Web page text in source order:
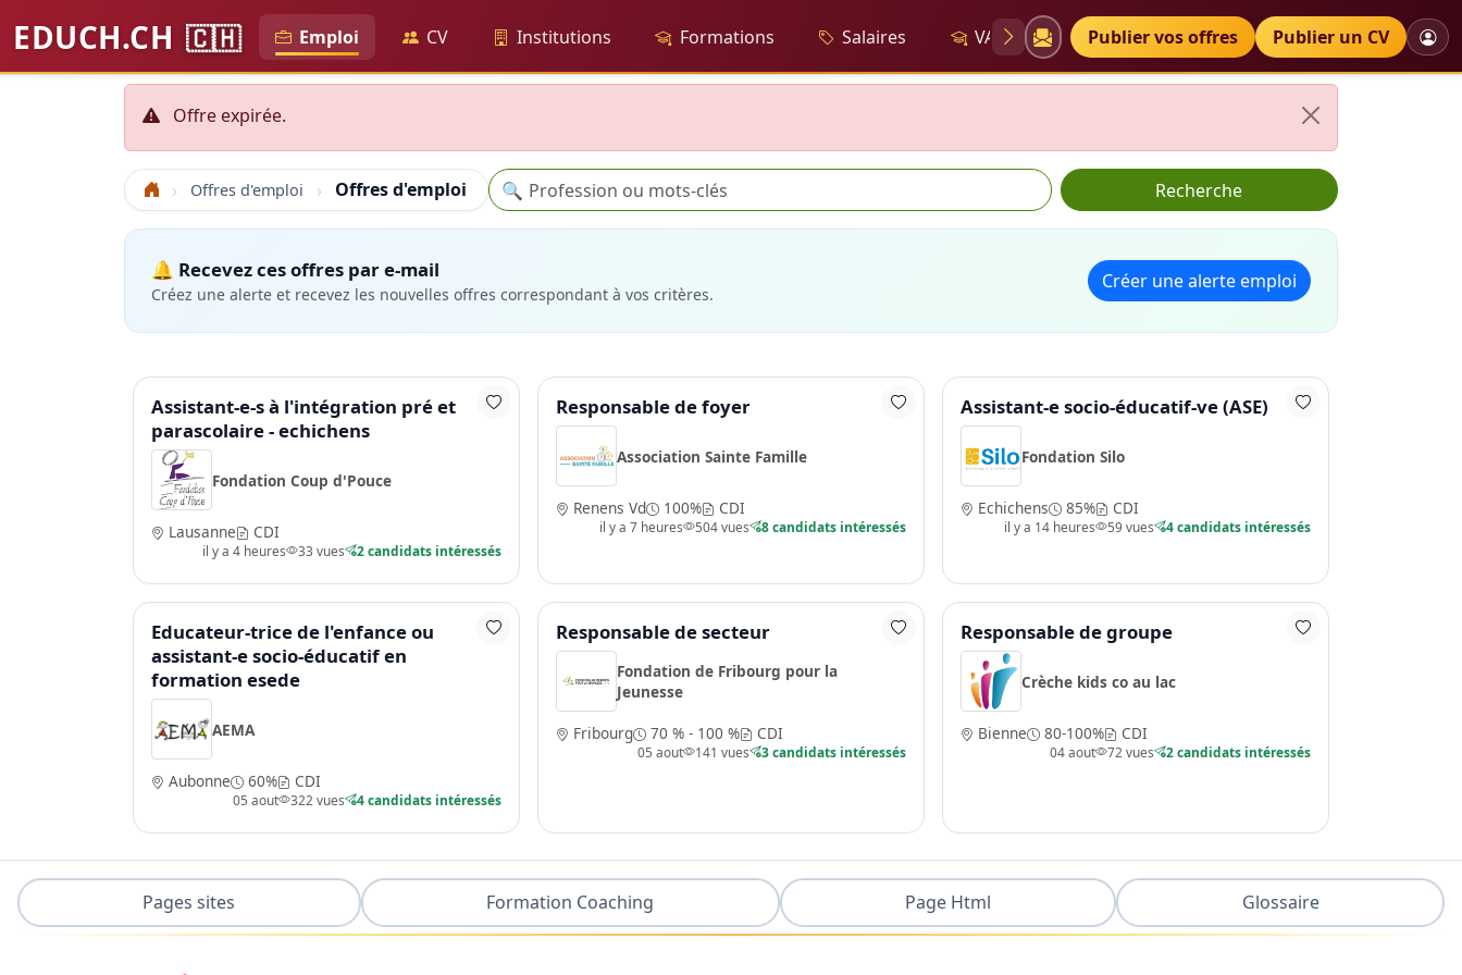
EDUCH.CH 🇨🇭 Emploi CV Institutions Formations Salaires VAE Diplômes Petites annonces
Publier vos offres Publier un CV
Offre expirée.
Accueil Offres d'emploi Offres d'emploi Recherche
🔍 Recherche
🔔 Recevez ces offres par e-mail
Créez une alerte et recevez les nouvelles offres correspondant à vos critères.
Créer une alerte emploi
Assistant-e-s à l'intégration pré et
parascolaire - echichens
Fondation Coup d'Pouce
Lausanne CDI
il y a 4 heures 33 vues 2 candidats intéressés
Responsable de foyer
Association Sainte Famille
Renens Vd 100% CDI
il y a 7 heures 504 vues 8 candidats intéressés
Assistant-e socio-éducatif-ve (ASE)
Fondation Silo
Echichens 85% CDI
il y a 14 heures 59 vues 4 candidats intéressés
Educateur-trice de l'enfance ou
assistant-e socio-éducatif en
formation esede
AEMA
Aubonne 60% CDI
05 aout 322 vues 4 candidats intéressés
Responsable de secteur
Fondation de Fribourg pour la
Jeunesse
Fribourg
70 % - 100 % CDI
05 aout 141 vues 3 candidats intéressés
Responsable de groupe
Crèche kids co au lac
Bienne 80-100% CDI
04 aout 72 vues 2 candidats intéressés
Pages sites Formation Coaching Page Html Glossaire